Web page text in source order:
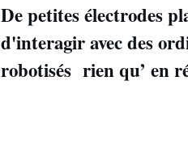
De petites électrodes
d'interagir avec des
robotisés rien qu’ en